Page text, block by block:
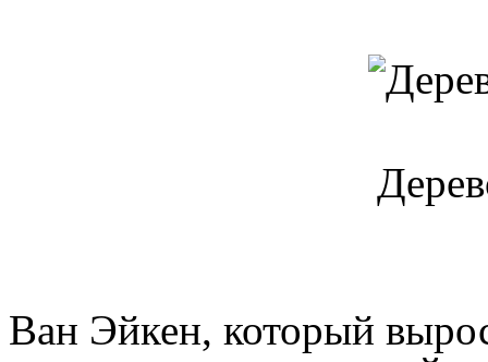
Ван Эйкен, который